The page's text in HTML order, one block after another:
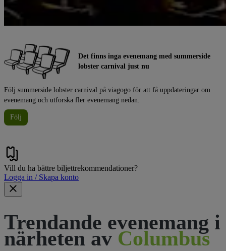
Det finns inga evenemang med summerside
lobster carnival just nu
Följ summerside lobster carnival på viagogo för att få uppdateringar om
evenemang och utforska fler evenemang nedan.
Följ
Vill du ha bättre biljettrekommendationer?
Logga in / Skapa konto
Trendande evenemang i
närheten av Columbus